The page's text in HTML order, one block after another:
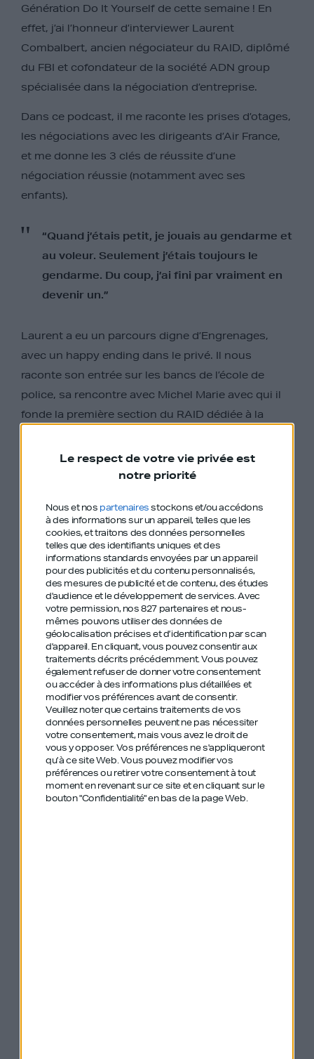
Le respect de votre vie privée est
notre priorité
Nous et nos partenairesstockons et/ou accédons
à des informations sur un appareil, telles que les
cookies, et traitons des données personnelles
telles que des identifiants uniques et des
informations standards envoyées par un appareil
pour des publicités et du contenu personnalisés,
des mesures de publicité et de contenu, des études
d'audience et le développement de services.Avec
votre permission, nos 827 partenaires et nous-
mêmes pouvons utiliser des données de
géolocalisation précises et d’identification par scan
d'appareil. En cliquant, vous pouvez consentir aux
traitements décrits précédemment. Vous pouvez
également refuser de donner votre consentement
ou accéder à des informations plus détaillées et
modifier vos préférences avant de consentir.
Veuillez noter que certains traitements de vos
données personnelles peuvent ne pas nécessiter
votre consentement, mais vous avez le droit de
vous y opposer. Vos préférences ne s'appliqueront
qu’à ce site Web. Vous pouvez modifier vos
préférences ou retirer votre consentement à tout
moment en revenant sur ce site et en cliquant sur le
bouton "Confidentialité" en bas de la page Web.
Génération Do It Yourself de cette semaine ! En
effet, j’ai l’honneur d’interviewer Laurent
Combalbert, ancien négociateur du RAID, diplômé
du FBI et cofondateur de la société ADN group
spécialisée dans la négociation d’entreprise.
Dans ce podcast, il me raconte les prises d’otages,
les négociations avec les dirigeants d’Air France,
et me donne les 3 clés de réussite d’une
négociation réussie (notamment avec ses
enfants).
“Quand j’étais petit, je jouais au gendarme et
au voleur. Seulement j’étais toujours le
gendarme. Du coup, j’ai fini par vraiment en
devenir un.”
Laurent a eu un parcours digne d’Engrenages,
avec un happy ending dans le privé. Il nous
raconte son entrée sur les bancs de l’école de
police, sa rencontre avec Michel Marie avec qui il
fonde la première section du RAID dédiée à la
prison de Fresnes. Des anecdotes et de
l’expérience, il en a à revendre !
“La vie d’entrepreneur c’est risqué, tu dors
mal toutes les nuits mais que c’est bon ! Tu
inventes, t’es obligé d’être créatif et d’avoir
toujours un temps d’avance”
Le podcast
Génération Do It
Yourself est sur
Apple Podcast
Le podcast
Génération Do It
Yourself est sur
Spotify
Le podcast
Génération Do
It Yourself est
sur Deezer